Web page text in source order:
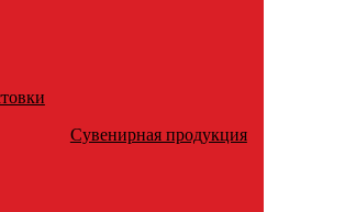
Сувенирная продукция